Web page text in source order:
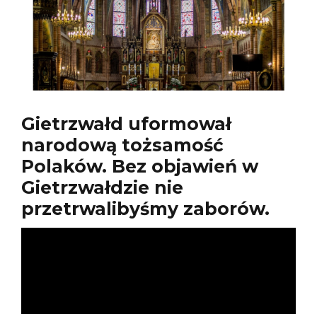
Gietrzwałd uformował
narodową tożsamość
Polaków. Bez objawień w
Gietrzwałdzie nie
przetrwalibyśmy zaborów.